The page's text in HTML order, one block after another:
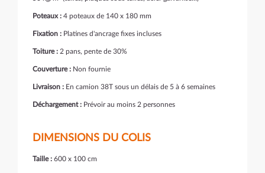
Poteaux : 4 poteaux de 140 x 180 mm
Fixation : Platines d'ancrage fixes incluses
Toiture : 2 pans, pente de 30%
Couverture : Non fournie
Livraison : En camion 38T sous un délais de 5 à 6 semaines
Déchargement : Prévoir au moins 2 personnes
DIMENSIONS DU COLIS
Taille : 600 x 100 cm